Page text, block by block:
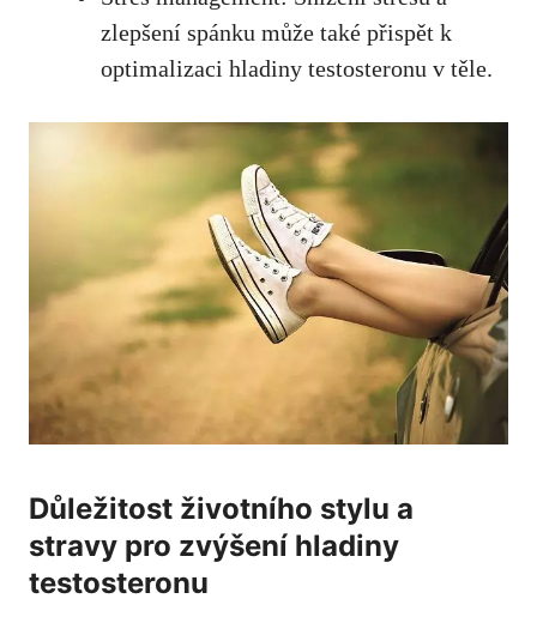
zlepšení spánku může také přispět k
optimalizaci hladiny testosteronu v těle.
Důležitost životního stylu a
stravy pro zvýšení hladiny
testosteronu